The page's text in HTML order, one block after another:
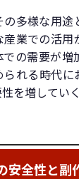
の多様な用
業での活用
での需要が増
られる時代
を増してい
安全性と副